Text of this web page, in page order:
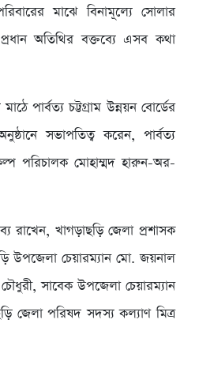
মাঝে বিনামূল্যে সোলার
অতিথির বক্তব্যে এসব কথা
পার্বত্য চট্টগ্রাম উন্নয়ন বোর্ডের
সভাপতিত্ব করেন, পার্বত্য
পরিচালক মোহাম্মদ হারুন-অর-
রাখেন, খাগড়াছড়ি জেলা প্রশাসক
উপজেলা চেয়ারম্যান মো. জয়নাল
সাবেক উপজেলা চেয়ারম্যান
জেলা পরিষদ সদস্য কল্যাণ মিত্র